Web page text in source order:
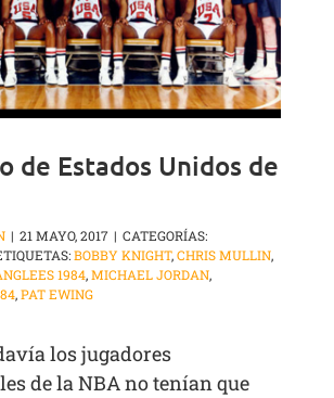
de Estados Unidos de
| 21 MAYO, 2017 | CATEGORÍAS:
BOBBY KNIGHT,CHRIS MULLIN,
1984,MICHAEL JORDAN,
,PAT EWING
los jugadores
de la NBA no tenían que